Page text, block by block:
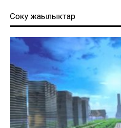
Соңку жаңылыктар